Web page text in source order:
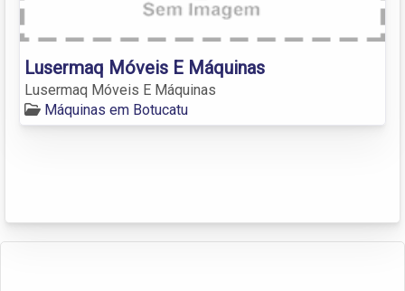
Lusermaq Móveis E Máquinas
Lusermaq Móveis E Máquinas
Máquinas em Botucatu